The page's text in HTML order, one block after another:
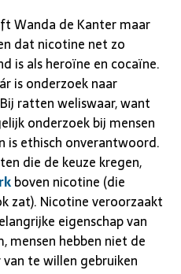
Wanda de Kanter maar
dat nicotine net zo
is als heroïne en cocaïne.
is onderzoek naar
ratten weliswaar, want
onderzoek bij mensen
is ethisch onverantwoord.
die de keuze kregen,
boven nicotine (die
zat). Nicotine veroorzaakt
eigenschap van
mensen hebben niet de
te willen gebruiken